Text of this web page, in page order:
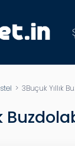
> 3Buçuk Yıllık